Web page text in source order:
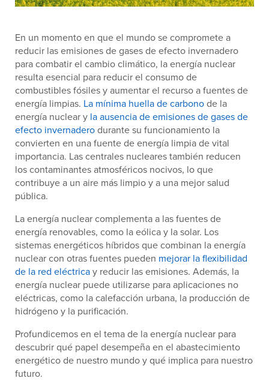
En un momento en que el mundo se compromete a
reducir las emisiones de gases de efecto invernadero
para combatir el cambio climático, la energía nuclear
resulta esencial para reducir el consumo de
combustibles fósiles y aumentar el recurso a fuentes de
energía limpias. La mínima huella de carbonode la
energía nuclear y la ausencia de emisiones de gases de
efecto invernaderodurante su funcionamiento la
convierten en una fuente de energía limpia de vital
importancia. Las centrales nucleares también reducen
los contaminantes atmosféricos nocivos, lo que
contribuye a un aire más limpio y a una mejor salud
pública.
La energía nuclear complementa a las fuentes de
energía renovables, como la eólica y la solar. Los
sistemas energéticos híbridos que combinan la energía
nuclear con otras fuentes pueden mejorar la flexibilidad
de la red eléctricay reducir las emisiones. Además, la
energía nuclear puede utilizarse para aplicaciones no
eléctricas, como la calefacción urbana, la producción de
hidrógeno y la purificación.
Profundicemos en el tema de la energía nuclear para
descubrir qué papel desempeña en el abastecimiento
energético de nuestro mundo y qué implica para nuestro
futuro.